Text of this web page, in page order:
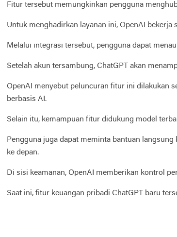
Fitur tersebut memungkinkan pengguna
Untuk menghadirkan layanan ini, OpenAI bekerja
Melalui integrasi tersebut, pengguna dapat
Setelah akun tersambung, ChatGPT akan
OpenAI menyebut peluncuran fitur ini dilakukan
berbasis AI.
Selain itu, kemampuan fitur didukung model
Pengguna juga dapat meminta bantuan
ke depan.
Di sisi keamanan, OpenAI memberikan kontrol
Saat ini, fitur keuangan pribadi ChatGPT baru